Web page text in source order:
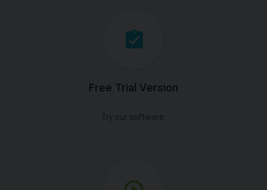
Free Trial Version
Try our software.